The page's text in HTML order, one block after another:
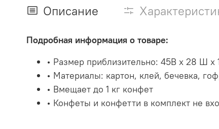
Описание
Подробная информация о товаре:
• Размер приблизительно: 45В x 28 Ш x
• Материалы: картон, клей, бечевка,
• Вмещает до 1 кг конфет
• Конфеты и конфетти в комплект не